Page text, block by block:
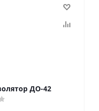
ДО-42